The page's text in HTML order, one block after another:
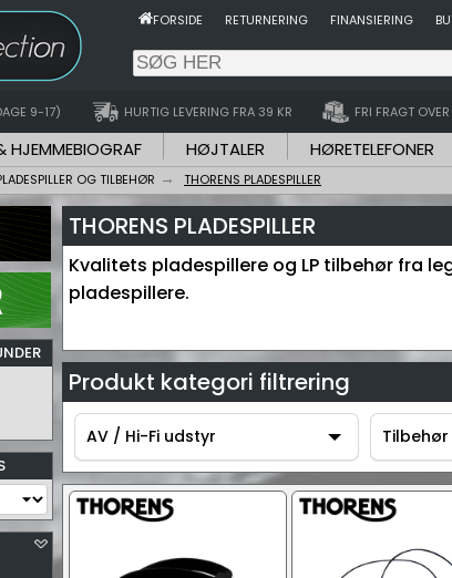
FORSIDE RETURNERING FINANSIERING
9-17) HURTIG LEVERING FRA 39 KR FRI FRAGT
HJEMMEBIOGRAF HØJTALER HØRETELEFONER
OG TILBEHØR THORENS PLADESPILLER
THORENS PLADESPILLER
Kvalitets pladespillere og LP tilbehør fra
pladespillere.
Produkt kategori filtrering
AV / Hi-Fi udstyr
AV / Hi-Fi udstyr
Tilbehør
Tilbehør